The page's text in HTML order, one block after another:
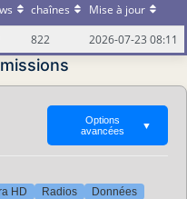
chaînes
Mise à jour
822 2026-07-23 08:11
Options
avancées
▼
HD Radios
Données